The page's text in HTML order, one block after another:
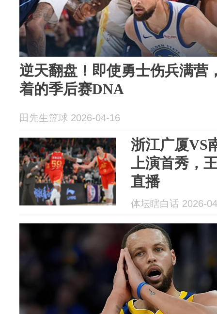
逆天翻盘！即使勇士伤兵满营
着的季后赛DNA
田先生篮球 2026-04-16
浙江广厦VS
上演首秀，
直播
体坛瞎白话 2026-